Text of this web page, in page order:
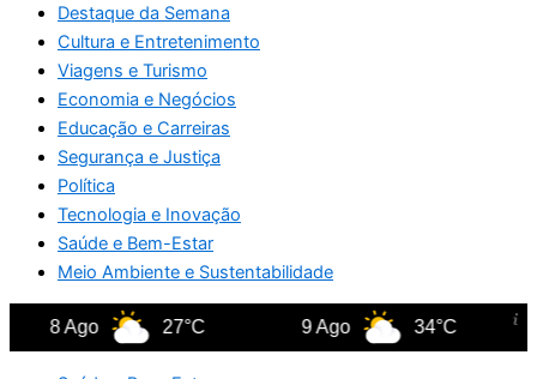
Destaque da Semana
Cultura e Entretenimento
Viagens e Turismo
Economia e Negócios
Educação e Carreiras
Segurança e Justiça
Política
Tecnologia e Inovação
Saúde e Bem-Estar
Meio Ambiente e Sustentabilidade
8 Ago 27°C 9 Ago 34°C